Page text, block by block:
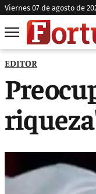
viernes 07 de agosto de
EDITOR